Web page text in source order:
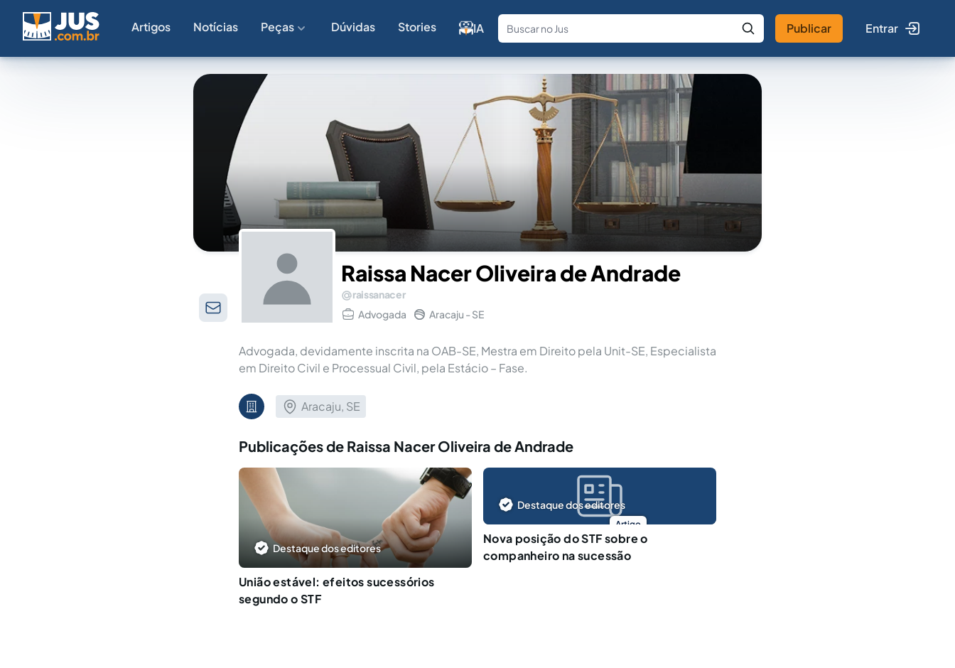
Artigos Notícias Peças Dúvidas Stories IA
Fale com a IA Buscar no Jus
Publicar Entrar
Raissa Nacer Oliveira de Andrade
raissanacer
Advogada
Aracaju - SE
Advogada, devidamente inscrita na OAB-SE, Mestra em Direito pela Unit-SE, Especialista
em Direito Civil e Processual Civil, pela Estácio – Fase.
Aracaju, SE
Publicações de Raissa Nacer Oliveira de Andrade
Destaque dos editores
União estável: efeitos sucessórios
segundo o STF
Artigo
Destaque dos editores
Nova posição do STF sobre o
companheiro na sucessão